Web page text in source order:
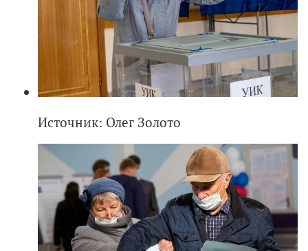
Источник: Олег Золото